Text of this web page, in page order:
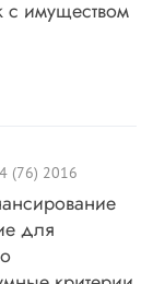
имуществом
(76) 2016
для